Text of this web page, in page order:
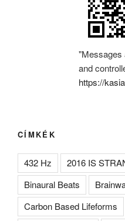
"Messages
and
https://
CÍMKÉK
432 Hz 2016 IS
Binaural Beats
Carbon Based Lifeforms